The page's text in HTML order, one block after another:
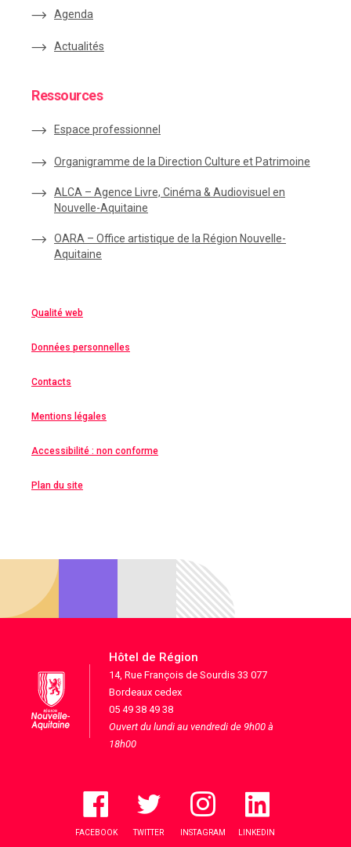
Agenda
Actualités
Ressources
Espace professionnel
Organigramme de la Direction Culture et Patrimoine
ALCA – Agence Livre, Cinéma & Audiovisuel en
Nouvelle-Aquitaine
OARA – Office artistique de la Région Nouvelle-
Aquitaine
Qualité web
Données personnelles
Contacts
Mentions légales
Accessibilité : non conforme
Plan du site
Hôtel de Région
14, Rue François de Sourdis 33 077
Bordeaux cedex
05 49 38 49 38
Ouvert du lundi au vendredi de 9h00 à
18h00
FACEBOOK TWITTER INSTAGRAM LINKEDIN